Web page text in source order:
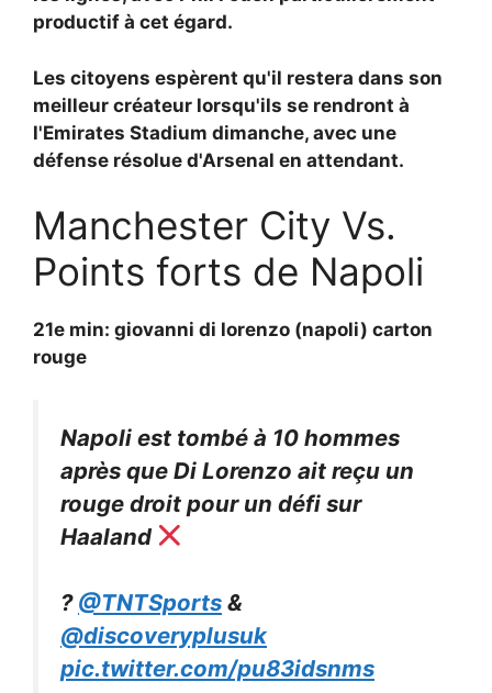
productif à cet égard.
Les citoyens espèrent qu'il restera dans son
meilleur créateur lorsqu'ils se rendront à
l'Emirates Stadium dimanche, avec une
défense résolue d'Arsenal en attendant.
Manchester City Vs.
Points forts de Napoli
21e min: giovanni di lorenzo (napoli) carton
rouge
Napoli est tombé à 10 hommes
après que Di Lorenzo ait reçu un
rouge droit pour un défi sur
Haaland
? @TNTSports &
@discoveryplusuk
pic.twitter.com/pu83idsnms